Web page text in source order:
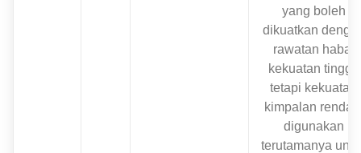
yang boleh
dikuatkan
rawatan haba,
kekuatan tinggi,
tetapi kekuatan
kimpalan
digunakan
terutamanya